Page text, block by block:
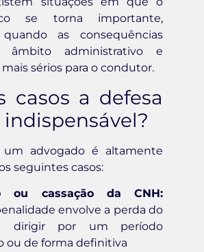
se torna importante,
as consequências
âmbito administrativo e
sérios para o condutor.
casos a defesa
advogado é altamente
seguintes casos:
ou cassação da CNH:
envolve a perda do
dirigir por um período
ou de forma definitiva